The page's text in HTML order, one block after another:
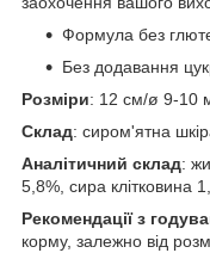
Формула без
Без додавання
Розміри: 12 см/ø 9-10
Склад: сиром'ятна
Аналітичний склад:
5,8%, сира клітковина
Рекомендації з
корму, залежно від